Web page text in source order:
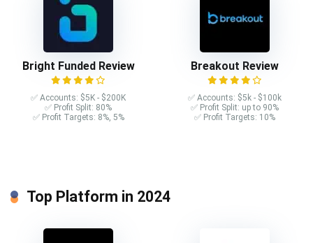
Bright Funded Review
✅ Accounts: $5K - $200K
✅ Profit Split: 80%
✅ Profit Targets: 8%, 5%
Breakout Review
✅ Accounts: $5k - $100k
✅ Profit Split: up to 90%
✅ Profit Targets: 10%
Top Platform in 2024